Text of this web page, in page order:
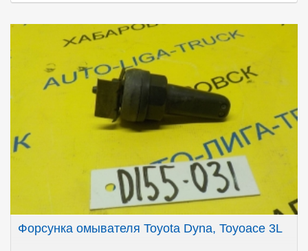
Форсунка омывателя Toyota Dyna, Toyoace 3L